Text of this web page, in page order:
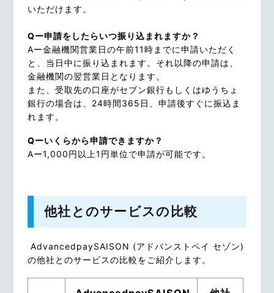
いただけます。
Qー申請をしたらいつ振り込まれますか？
Aー金融機関営業日の午前11時までに申請いただく
と、当日中に振り込まれます。それ以降の申請は、
金融機関の翌営業日となります。
また、受取先の口座がセブン銀行もしくはゆうちょ
銀行の場合は、24時間365日、申請後すぐに振込ま
れます。
Qーいくらから申請できますか？
Aー1,000円以上1円単位で申請が可能です。
他社とのサービスの比較
AdvancedpaySAISON (アドバンストペイ セゾン)
の他社とのサービスの比較をご紹介します。